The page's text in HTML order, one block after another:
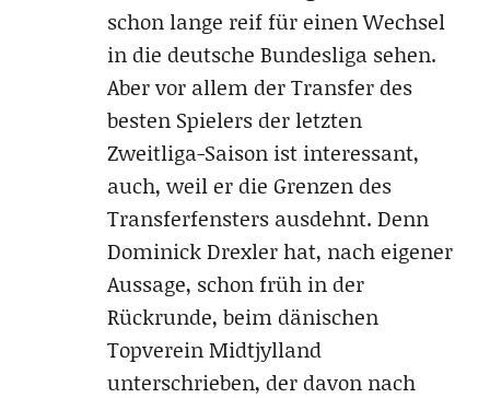
schon lange reif für einen Wechsel
in die deutsche Bundesliga sehen.
Aber vor allem der Transfer des
besten Spielers der letzten
Zweitliga-Saison ist interessant,
auch, weil er die Grenzen des
Transferfensters ausdehnt. Denn
Dominick Drexler hat, nach eigener
Aussage, schon früh in der
Rückrunde, beim dänischen
Topverein Midtjylland
unterschrieben, der davon nach